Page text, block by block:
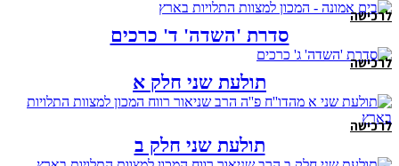
לרכישה
סדרת 'השדה' ד' כרכים
לרכישה
תולעת שני חלק א
לרכישה
תולעת שני חלק ב